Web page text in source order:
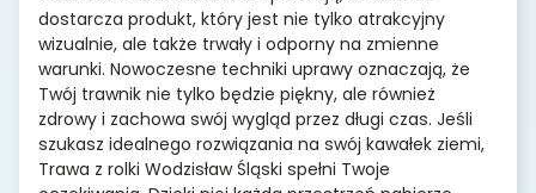
dostarcza produkt, który jest nie tylko atrakcyjny
wizualnie, ale także trwały i odporny na zmienne
warunki. Nowoczesne techniki uprawy oznaczają, że
Twój trawnik nie tylko będzie piękny, ale również
zdrowy i zachowa swój wygląd przez długi czas. Jeśli
szukasz idealnego rozwiązania na swój kawałek ziemi,
Trawa z rolki Wodzisław Śląski spełni Twoje